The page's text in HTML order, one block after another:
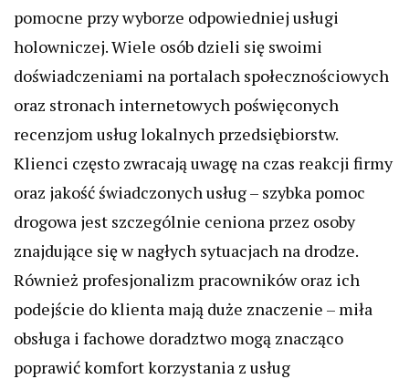
pomocne przy wyborze odpowiedniej usługi
holowniczej. Wiele osób dzieli się swoimi
doświadczeniami na portalach społecznościowych
oraz stronach internetowych poświęconych
recenzjom usług lokalnych przedsiębiorstw.
Klienci często zwracają uwagę na czas reakcji firmy
oraz jakość świadczonych usług – szybka pomoc
drogowa jest szczególnie ceniona przez osoby
znajdujące się w nagłych sytuacjach na drodze.
Również profesjonalizm pracowników oraz ich
podejście do klienta mają duże znaczenie – miła
obsługa i fachowe doradztwo mogą znacząco
poprawić komfort korzystania z usług